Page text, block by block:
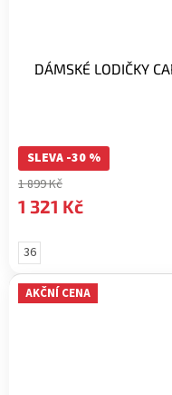
DÁMSKÉ LODIČKY
SLEVA -30 %
1 899 Kč
1 321 Kč
36
AKČNÍ CENA